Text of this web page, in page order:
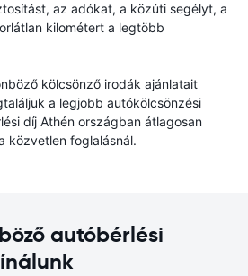
az adókat, a közúti segélyt, a
kilométert a legtöbb
kölcsönző irodák ajánlatait
a legjobb autókölcsönzési
díj Athén országban átlagosan
közvetlen foglalásnál.
autóbérlési